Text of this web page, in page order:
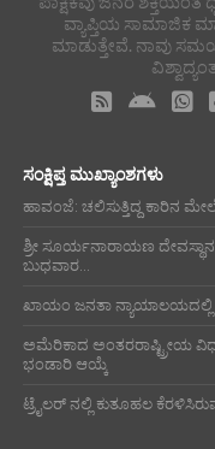
ವ್ಯಾಪ್ತಿಯ ಸಾಮಾಜಿಕ
ಮಾಡುತ್ತೇವೆ. ನಾವು
ಸಂಕ್ಷಿಪ್ತ ಮುಖ್ಯಾಂಶಗಳು
ಹಾವಂಜೆ: ಚಲಿಸುತ್ತಿದ್ದ ಕಾರಿನ
ಶ್ರೀ ಸೂರ್ಯನಾರಾಯಣ
ಬುಧವಾರ...
ಖಾಯಂ ಜನತಾ ನ್ಯಾಯಾಲಯದಲ್ಲಿ
ಅಮೆರಿಕಾದ ಅಂತರರಾಷ್ಟ್ರೀಯ
ಭಂಡಾರಿ ಆಯ್ಕೆ
ಟ್ರೈಲರ್ ನಲ್ಲಿ ಕುತೂಹಲ ಕೆರಳಿಸಿರುವ